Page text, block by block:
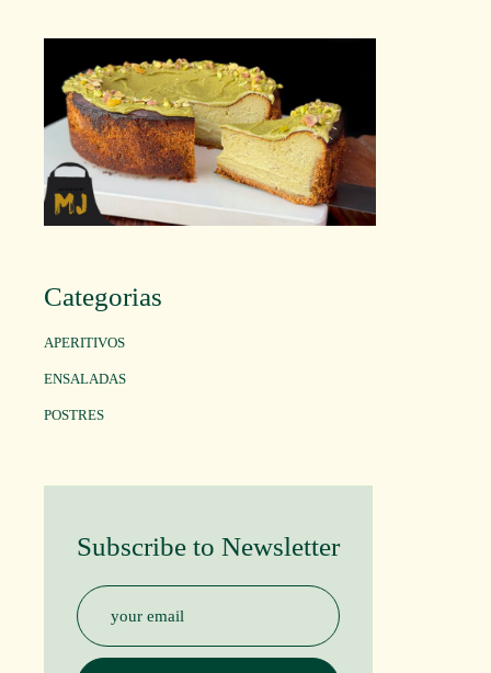
Categorias
APERITIVOS
ENSALADAS
POSTRES
Subscribe to Newsletter